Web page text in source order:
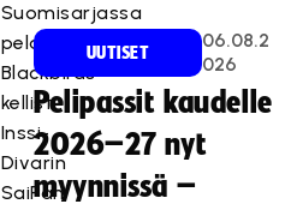
Suomisarjassa
pelaava
Blackbirds
kellisti
Inssi-
Divarin
SaiPan
UUTISET
06.08.2
026
Pelipassit kaudelle
2026–27 nyt
myynnissä –